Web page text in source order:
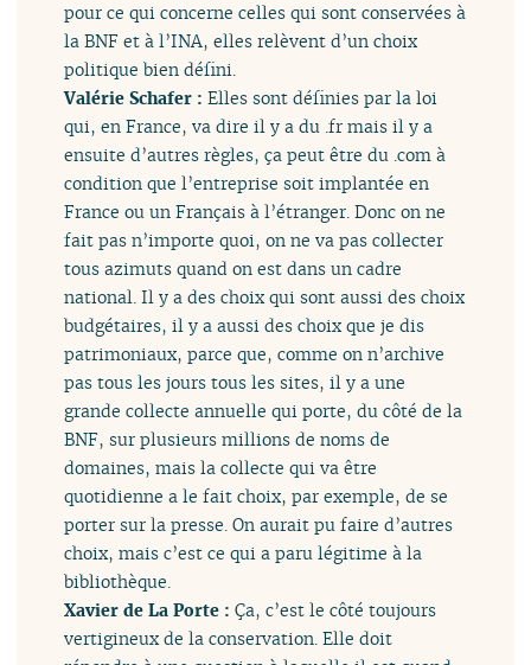
pour ce qui concerne celles qui sont conservées à
la BNF et à l’INA, elles relèvent d’un choix
politique bien défini.
Valérie Schafer :Elles sont définies par la loi
qui, en France, va dire il y a du .fr mais il y a
ensuite d’autres règles, ça peut être du .com à
condition que l’entreprise soit implantée en
France ou un Français à l’étranger. Donc on ne
fait pas n’importe quoi, on ne va pas collecter
tous azimuts quand on est dans un cadre
national. Il y a des choix qui sont aussi des choix
budgétaires, il y a aussi des choix que je dis
patrimoniaux, parce que, comme on n’archive
pas tous les jours tous les sites, il y a une
grande collecte annuelle qui porte, du côté de la
BNF, sur plusieurs millions de noms de
domaines, mais la collecte qui va être
quotidienne a le fait choix, par exemple, de se
porter sur la presse. On aurait pu faire d’autres
choix, mais c’est ce qui a paru légitime à la
bibliothèque.
Xavier de La Porte :Ça, c’est le côté toujours
vertigineux de la conservation. Elle doit